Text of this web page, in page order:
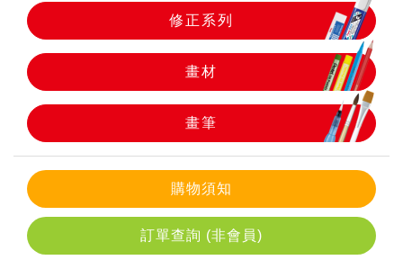
畫筆
修正系列
畫材
畫筆
購物須知
訂單查詢 (非會員)